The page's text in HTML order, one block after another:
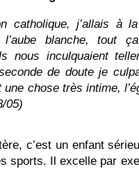
catholique, j’allais à
blanche, tout
nous inculquaient
de doute je
chose très intime,
05)
c’est un enfant
sports. Il excelle par